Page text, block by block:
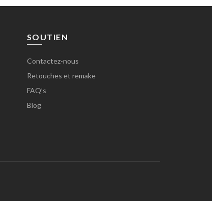
SOUTIEN
Contactez-nous
Retouches et remake
FAQ’s
Blog